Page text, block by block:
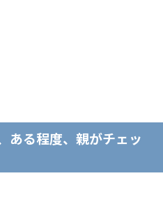
ある程度、親がチェッ